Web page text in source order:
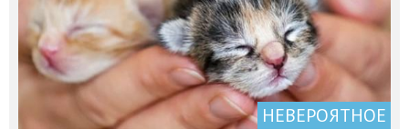
НЕВЕРОЯТНОЕ